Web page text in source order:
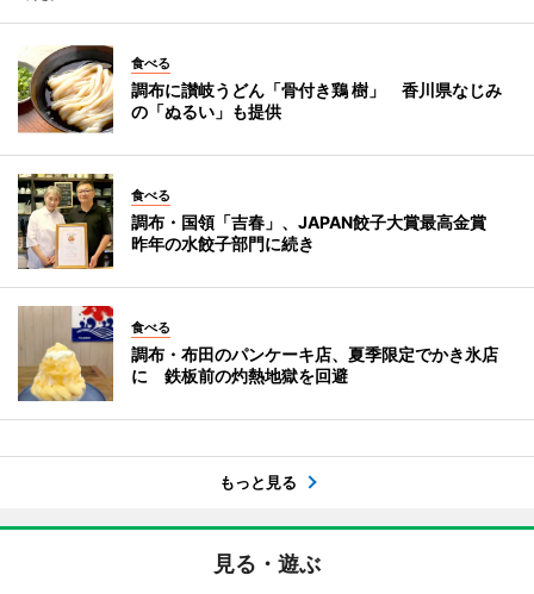
食べる
調布に讃岐うどん「骨付き鶏 樹」 香川県なじみ
の「ぬるい」も提供
食べる
調布・国領「吉春」、JAPAN餃子大賞最高金賞
昨年の水餃子部門に続き
食べる
調布・布田のパンケーキ店、夏季限定でかき氷店
に 鉄板前の灼熱地獄を回避
もっと見る
見る・遊ぶ